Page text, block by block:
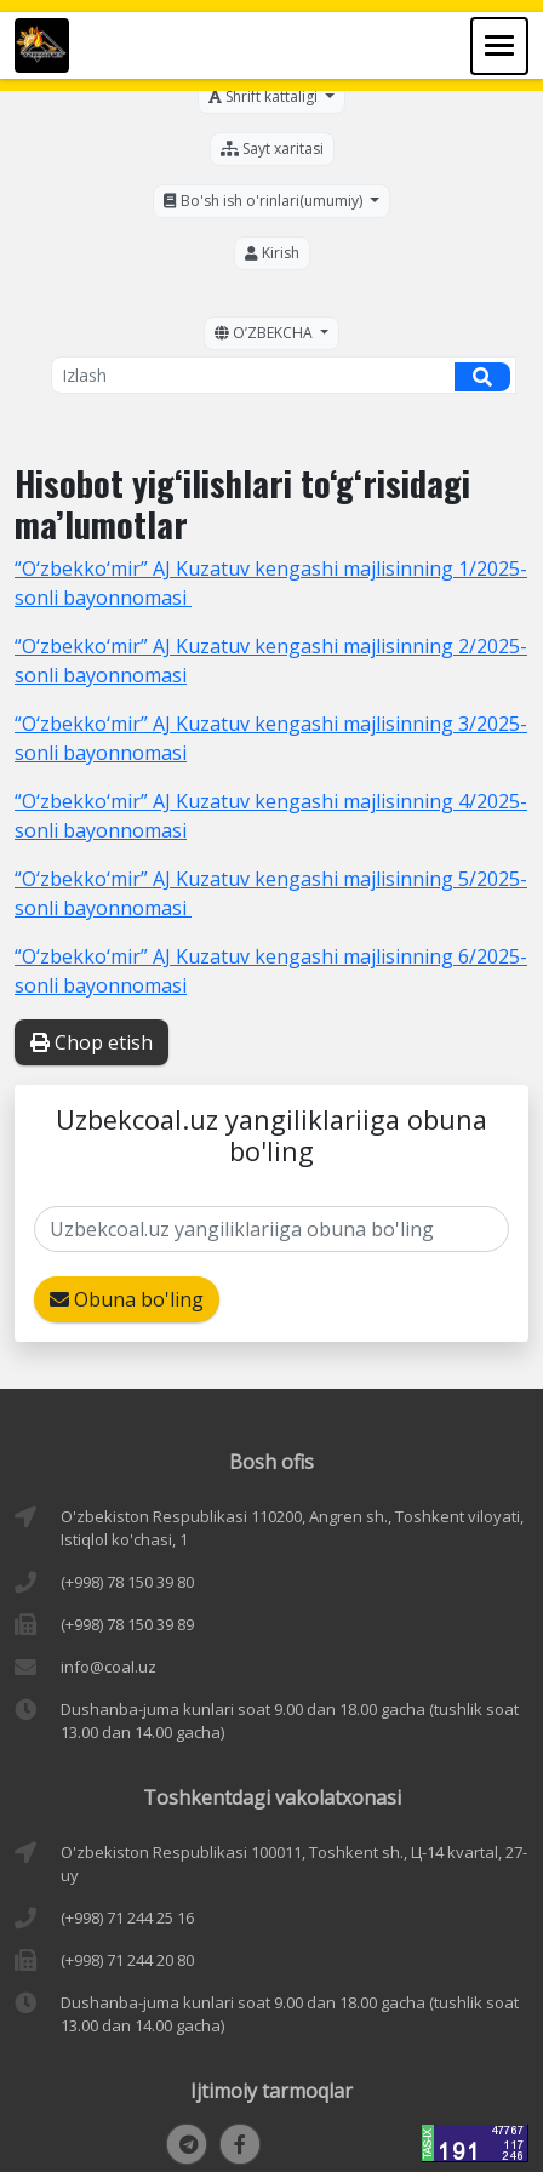
Shrift kattaligi
Sayt xaritasi
Bo'sh ish o'rinlari(umumiy)
Kirish
OʼZBEKCHA
Hisobot yig‘ilishlari to‘g‘risidagi
ma’lumotlar
“O‘zbekko‘mir” AJ Kuzatuv kengashi majlisinning 1/2025-
sonli bayonnomasi
“O‘zbekko‘mir” AJ Kuzatuv kengashi majlisinning 2/2025-
sonli bayonnomasi
“O‘zbekko‘mir” AJ Kuzatuv kengashi majlisinning 3/2025-
sonli bayonnomasi
“O‘zbekko‘mir” AJ Kuzatuv kengashi majlisinning 4/2025-
sonli bayonnomasi
“O‘zbekko‘mir” AJ Kuzatuv kengashi majlisinning 5/2025-
sonli bayonnomasi
“O‘zbekko‘mir” AJ Kuzatuv kengashi majlisinning 6/2025-
sonli bayonnomasi
Chop etish
Uzbekcoal.uz yangiliklariiga obuna
bo'ling
Obuna bo'ling
Bosh ofis
O'zbekiston Respublikasi 110200, Angren sh., Toshkent viloyati,
Istiqlol ko'chasi, 1
(+998) 78 150 39 80
(+998) 78 150 39 89
info@coal.uz
Dushanba-juma kunlari soat 9.00 dan 18.00 gacha (tushlik soat
13.00 dan 14.00 gacha)
Toshkentdagi vakolatxonasi
O'zbekiston Respublikasi 100011, Toshkent sh., Ц-14 kvartal, 27-
uy
(+998) 71 244 25 16
(+998) 71 244 20 80
Dushanba-juma kunlari soat 9.00 dan 18.00 gacha (tushlik soat
13.00 dan 14.00 gacha)
Ijtimoiy tarmoqlar